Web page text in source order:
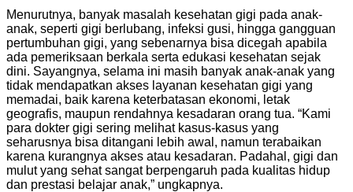
Menurutnya, banyak masalah kesehatan gigi pada anak-
anak, seperti gigi berlubang, infeksi gusi, hingga gangguan
pertumbuhan gigi, yang sebenarnya bisa dicegah apabila
ada pemeriksaan berkala serta edukasi kesehatan sejak
dini. Sayangnya, selama ini masih banyak anak-anak yang
tidak mendapatkan akses layanan kesehatan gigi yang
memadai, baik karena keterbatasan ekonomi, letak
geografis, maupun rendahnya kesadaran orang tua. “Kami
para dokter gigi sering melihat kasus-kasus yang
seharusnya bisa ditangani lebih awal, namun terabaikan
karena kurangnya akses atau kesadaran. Padahal, gigi dan
mulut yang sehat sangat berpengaruh pada kualitas hidup
dan prestasi belajar anak,” ungkapnya.